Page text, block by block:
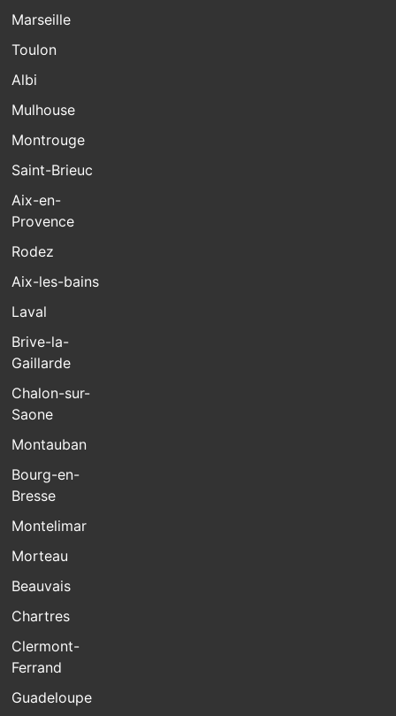
Marseille
Toulon
Albi
Mulhouse
Montrouge
Saint-Brieuc
Aix-en-
Provence
Rodez
Aix-les-bains
Laval
Brive-la-
Gaillarde
Chalon-sur-
Saone
Montauban
Bourg-en-
Bresse
Montelimar
Morteau
Beauvais
Chartres
Clermont-
Ferrand
Guadeloupe